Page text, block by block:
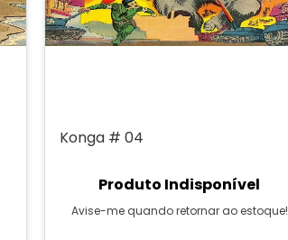
Konga # 04
Produto Indisponível
Avise-me quando retornar ao estoque!